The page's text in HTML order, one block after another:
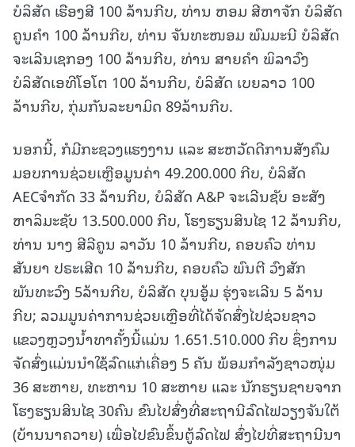
ບໍລິສັດ ເຮືອງສີ 100 ລ້ານກີບ, ທ່ານ ຫອມ ສີຫາຈັກ ບໍລິສັດ
ຄູນຄໍາ 100 ລ້ານກີບ, ທ່ານ ຈັນທະໜອມ ພົມມະນີ ບໍລິສັດ
ຈະເລີນເຊກອງ 100 ລ້ານກີບ, ທ່ານ ສາຍຄໍາ ພິລາວົງ
ບໍລິສັດເອທີໂອໂຕ 100 ລ້ານກີບ, ບໍລິສັດ ເບຍລາວ 100
ລ້ານກີບ, ກຸ່ມກັນລະຍາມິດ 89ລ້ານກີບ.
ນອກນີ້, ກໍມີກະຊວງແຮງງານ ແລະ ສະຫວັດດີການສັງຄົມ
ມອບການຊ່ວຍເຫຼືອມູນຄ່າ 49.200.000 ກີບ, ບໍລິສັດ
AECຈໍາກັດ 33 ລ້ານກີບ, ບໍລິສັດ A&P ຈະເລີນຊັບ ອະສັງ
ຫາລິມະຊັບ 13.500.000 ກີບ, ໂຮງຮຽນສິນໄຊ 12 ລ້ານກີບ,
ທ່ານ ນາງ ສີລີຄູນ ລາວັນ 10 ລ້ານກີບ, ຄອບຄົວ ທ່ານ
ສັນຍາ ປຣະເສີດ 10 ລ້ານກີບ, ຄອບຄົວ ພົນຕີ ວົງສັກ
ພັນທະວົງ 5ລ້ານກີບ, ບໍລິສັດ ບຸນອູ້ມ ຮຸ່ງຈະເລີນ 5 ລ້ານ
ກີບ; ລວມມູນຄ່າການຊ່ວຍເຫຼືອທີ່ໄດ້ຈັດສົ່ງໄປຊ່ວຍຊາວ
ແຂວງຫຼວງນໍ້າທາຄັ້ງນີ້ແມ່ນ 1.651.510.000 ກີບ ຊຶ່ງການ
ຈັດສົ່ງແມ່ນນໍາໃຊ້ລົດແກ່ເຄື່ອງ 5 ຄັນ ພ້ອມກໍາລັງຊາວໜຸ່ມ
36 ສະຫາຍ, ທະຫານ 10 ສະຫາຍ ແລະ ນັກຮຽນຊາຍຈາກ
ໂຮງຮຽນສິນໄຊ 30ຄົນ ຂົນໄປສົ່ງທີ່ສະຖານີລົດໄຟວຽງຈັນໃຕ້
(ບ້ານນາຄວາຍ) ເພື່ອໄປຂົນຂຶ້ນຕູ້ລົດໄຟ ສົ່ງໄປທີ່ສະຖານີນາ